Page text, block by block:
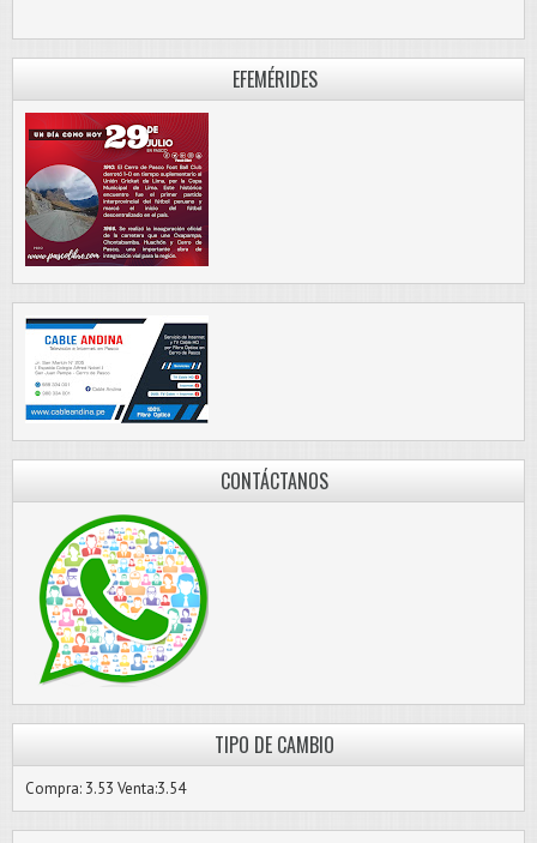
EFEMÉRIDES
CONTÁCTANOS
TIPO DE CAMBIO
Compra: 3.53 Venta:3.54